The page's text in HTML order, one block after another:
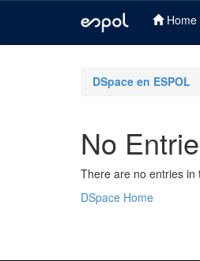
Home
DSpace en ESPOL
No
There are no entries in
DSpace Home